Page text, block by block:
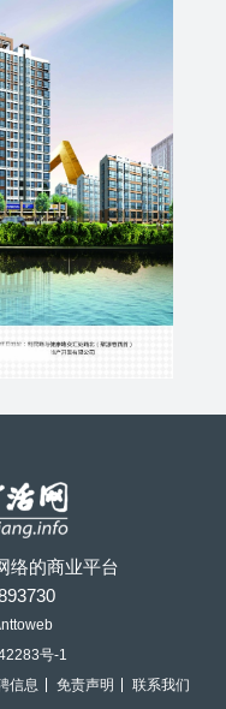
络的商业平台
号-1
信息 免责声明 联系我们